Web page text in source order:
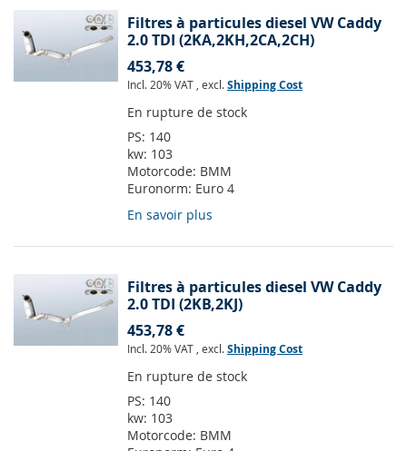
Filtres à particules diesel VW Caddy
2.0 TDI (2KA,2KH,2CA,2CH)
453,78 €
Incl. 20% VAT , excl.Shipping Cost
En rupture de stock
PS: 140
kw: 103
Motorcode: BMM
Euronorm: Euro 4
En savoir plus
Filtres à particules diesel VW Caddy
2.0 TDI (2KB,2KJ)
453,78 €
Incl. 20% VAT , excl.Shipping Cost
En rupture de stock
PS: 140
kw: 103
Motorcode: BMM